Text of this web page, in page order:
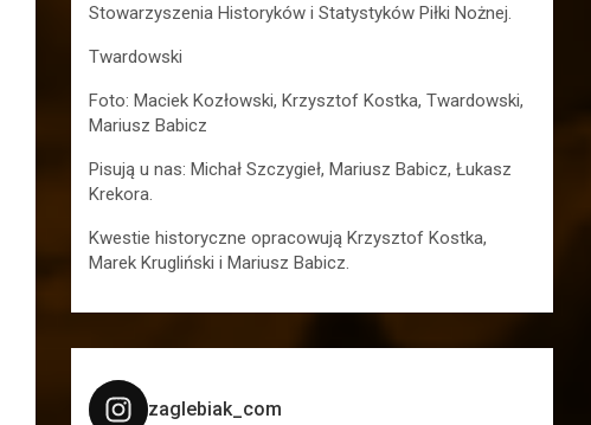
Stowarzyszenia Historyków i Statystyków Piłki Nożnej.
Twardowski
Foto: Maciek Kozłowski, Krzysztof Kostka, Twardowski,
Mariusz Babicz
Pisują u nas: Michał Szczygieł, Mariusz Babicz, Łukasz
Krekora.
Kwestie historyczne opracowują Krzysztof Kostka,
Marek Krugliński i Mariusz Babicz.
zaglebiak_com